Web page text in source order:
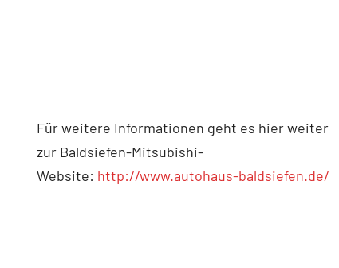
Für weitere Informationen geht es hier weiter
zur Baldsiefen-Mitsubishi-
Website: http://www.autohaus-baldsiefen.de/